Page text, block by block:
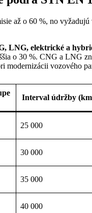
až o 60 %, no
LNG, elektrické a
o 30 %. CNG a LNG
modernizácii vozového
Interval údržby
25 000
30 000
35 000
40 000